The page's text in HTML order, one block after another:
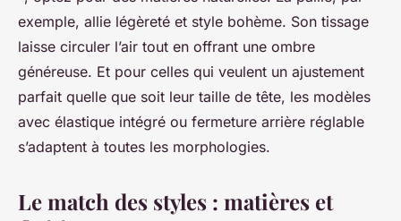
exemple, allie légèreté et style bohème. Son tissage
laisse circuler l’air tout en offrant une ombre
généreuse. Et pour celles qui veulent un ajustement
parfait quelle que soit leur taille de tête, les modèles
avec élastique intégré ou fermeture arrière réglable
s’adaptent à toutes les morphologies.
Le match des styles : matières et